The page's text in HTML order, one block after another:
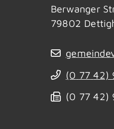
Berwanger
79802
(0 77 42)
(0 77 42)